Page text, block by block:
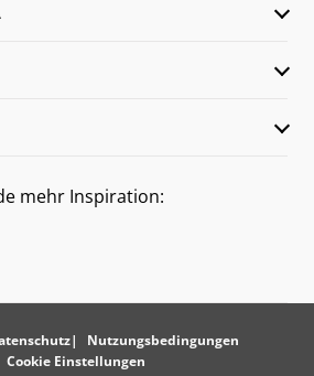
mehr Inspiration:
Nutzungsbedingungen
Cookie Einstellungen